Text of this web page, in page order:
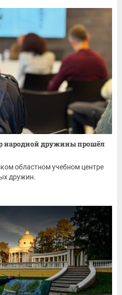
народной дружины прошёл
областном учебном центре
дружин.